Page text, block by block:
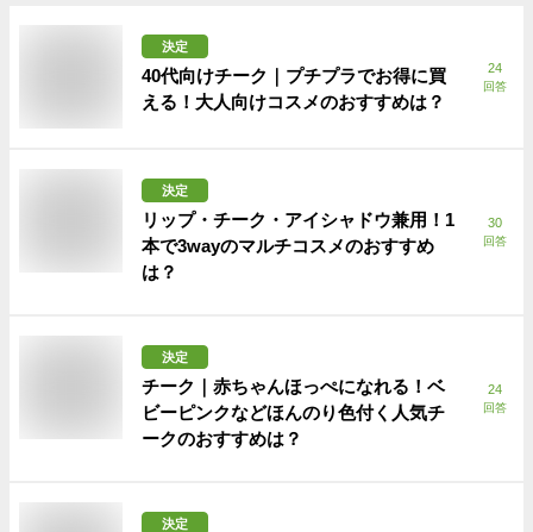
決定
40代向けチーク｜プチプラでお得に買
える！大人向けコスメのおすすめは？
24
回答
決定
リップ・チーク・アイシャドウ兼用！1
本で3wayのマルチコスメのおすすめ
は？
30
回答
決定
チーク｜赤ちゃんほっぺになれる！ベ
ビーピンクなどほんのり色付く人気チ
ークのおすすめは？
24
回答
決定